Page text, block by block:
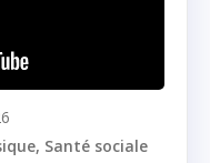
Santé sociale